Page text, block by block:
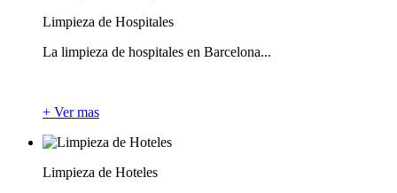
Limpieza de Hospitales
La limpieza de hospitales en Barcelona...
+ Ver mas
Limpieza de Hoteles